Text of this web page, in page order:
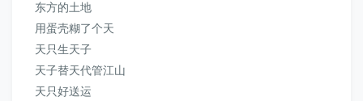
东方的土地
用蛋壳糊了个天
天只生天子
天子替天代管江山
天只好送运